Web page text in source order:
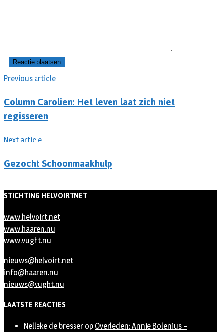
Previous article
Column Carolien: Het leven laat zich niet
regisseren
Next article
Gezocht Schoonmaakhulp
STICHTING HELVOIRTNET
www.helvoirt.net
www.haaren.nu
www.vught.nu
nieuws@helvoirt.net
info@haaren.nu
nieuws@vught.nu
LAATSTE REACTIES
Nelleke de bresser op Overleden: Annie Bolenius –